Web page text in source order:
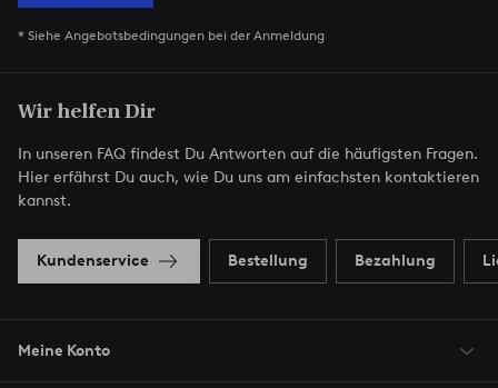
* Siehe Angebotsbedingungen bei der Anmeldung
Wir helfen Dir
In unseren FAQ findest Du Antworten auf die häufigsten Fragen.
Hier erfährst Du auch, wie Du uns am einfachsten kontaktieren
kannst.
Kundenservice Bestellung Bezahlung
Meine Konto